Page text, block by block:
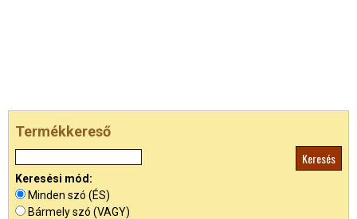
Termékkereső
Keresési mód:
Minden szó (ÉS)
Bármely szó (VAGY)